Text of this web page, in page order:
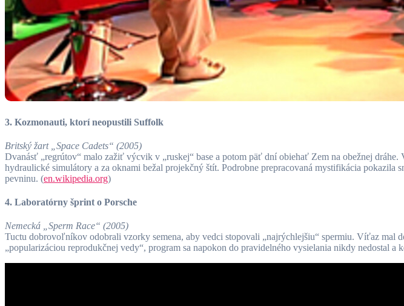
3. Kozmonauti, ktorí neopustili Suffolk
Britský žart „Space Cadets“ (2005)
Dvanásť „regrútov“ malo zažiť výcvik v „ruskej“ base a potom päť dní obiehať Zem na obežnej
hydraulické simulátory a za oknami bežal projekčný štít. Podrobne prepracovaná mystifikácia
pevninu. (en.wikipedia.org)
4. Laboratórny šprint o Porsche
Nemecká „Sperm Race“ (2005)
Tuctu dobrovoľníkov odobrali vzorky semena, aby vedci stopovali „najrýchlejšiu“ spermiu. Víťaz mal
„popularizáciou reprodukčnej vedy“, program sa napokon do pravidelného vysielania nikdy nedostal a